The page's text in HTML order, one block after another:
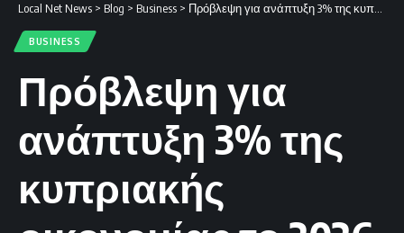
Local Net News > Blog > Business > Πρόβλεψη για ανάπτυξη 3% της κυπριακής οικονομίας το 2026.
BUSINESS
Πρόβλεψη για
ανάπτυξη 3% της
κυπριακής